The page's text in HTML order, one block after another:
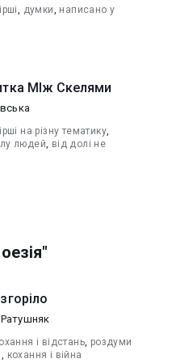
, думки, написано у
СрІбна Нитка МІж Скелями
на різну тематику,
людей, від долі не
і відстань, роздуми
, кохання і війна